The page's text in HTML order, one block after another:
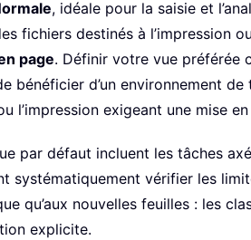
, idéale pour la saisie et
fichiers destinés à l’impression
page. Définir votre vue préférée
bénéficier d’un environnement
l’impression exigeant une mise
par défaut incluent les tâches
systématiquement vérifier les
qu’aux nouvelles feuilles : les
explicite.